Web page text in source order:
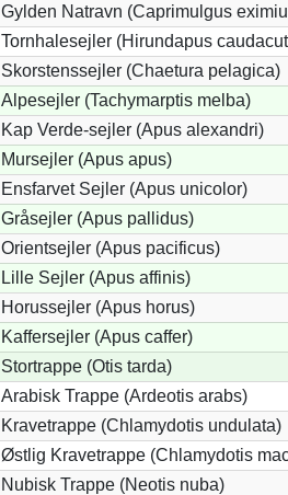
Gylden Natravn (Caprimulgus
Tornhalesejler (Hirundapus
Skorstenssejler (Chaetura pelagica)
Alpesejler (Tachymarptis melba)
Kap Verde-sejler (Apus alexandri)
Mursejler (Apus apus)
Ensfarvet Sejler (Apus unicolor)
Gråsejler (Apus pallidus)
Orientsejler (Apus pacificus)
Lille Sejler (Apus affinis)
Horussejler (Apus horus)
Kaffersejler (Apus caffer)
Stortrappe (Otis tarda)
Arabisk Trappe (Ardeotis arabs)
Kravetrappe (Chlamydotis undulata)
Østlig Kravetrappe (Chlamydotis
Nubisk Trappe (Neotis nuba)